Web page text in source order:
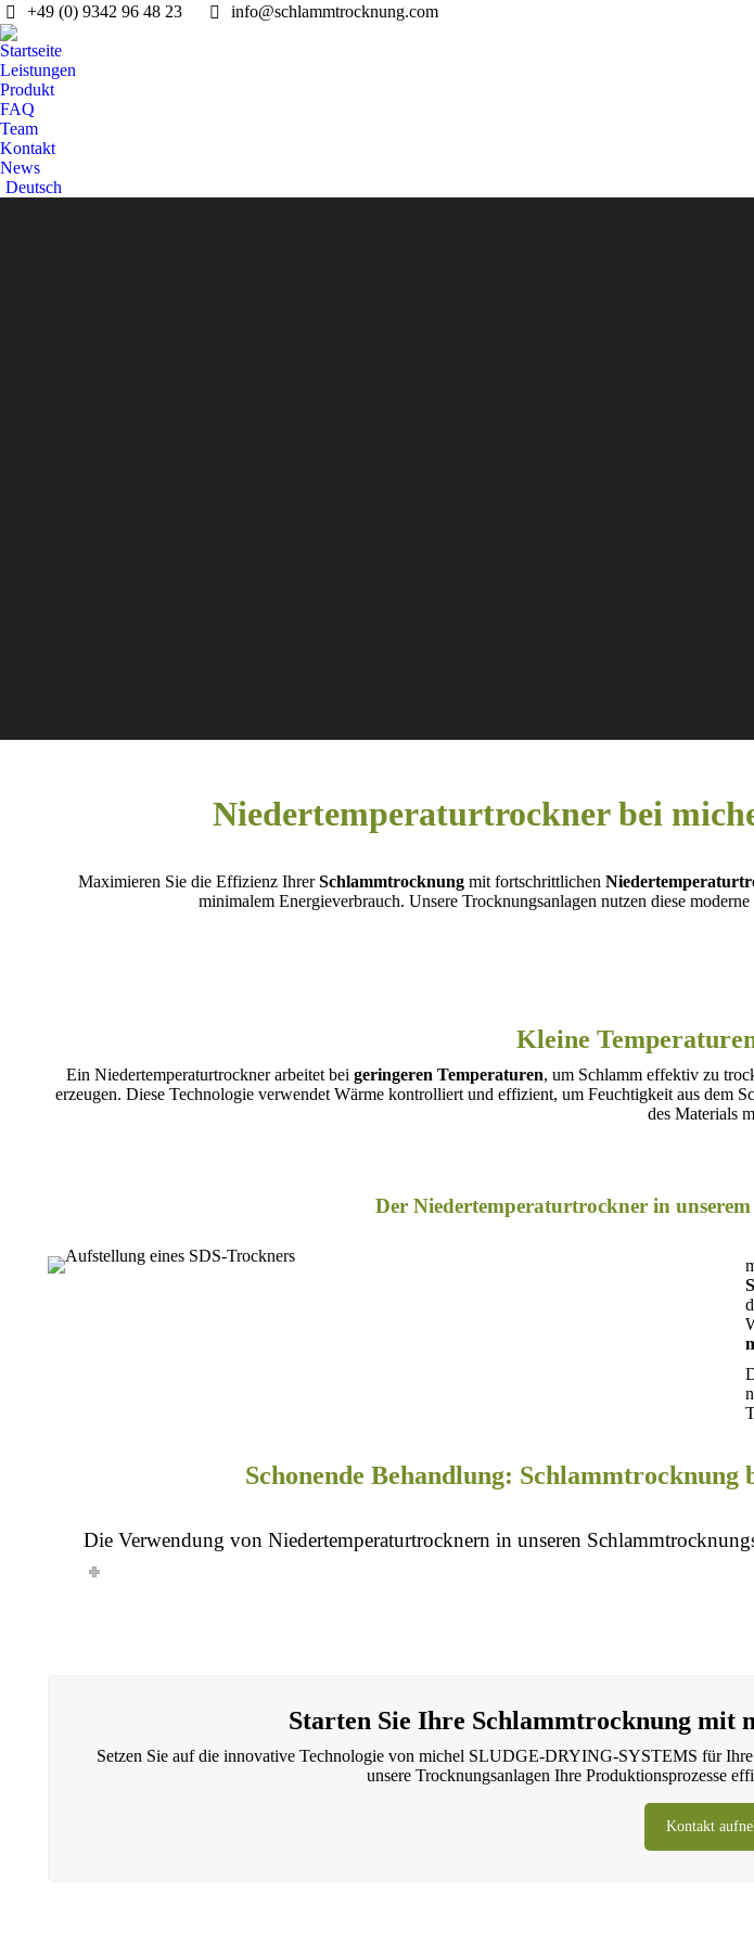
+49 (0) 9342 96 48 23 info@schlammtrocknung.com
Startseite
Leistungen
Produkt
FAQ
Team
Kontakt
News
Deutsch
Niedertemperaturtrockner bei
Maximieren Sie die Effizienz IhrerSchlammtrocknungmit fortschrittlichen
minimalem Energieverbrauch. Unsere Trocknungsanlagen nutzen diese
Kleine
Ein Niedertemperaturtrockner arbeitet bei geringeren Temperaturen, um Schlamm effektiv zu
erzeugen. Diese Technologie verwendet Wärme kontrolliert und effizient, um Feuchtigkeit aus dem
des Materials
Der Niedertemperaturtrockner in
Schonende Behandlung: Schlammtrocknung
Die Verwendung von Niedertemperaturtrocknern in unseren
Starten Sie Ihre Schlammtrocknung mit
Setzen Sie auf die innovative Technologie von michel SLUDGE-DRYING-SYSTEMS für
unsere Trocknungsanlagen Ihre Produktionsprozesse
Kontakt